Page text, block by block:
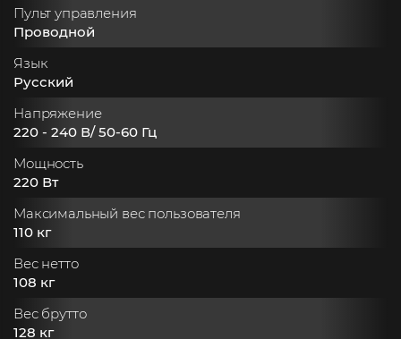
Пульт управления
Проводной
Язык
Русский
Напряжение
220 - 240 В/ 50-60 Гц
Мощность
220 Вт
Максимальный вес пользователя
110 кг
Вес нетто
108 кг
Вес брутто
128 кг